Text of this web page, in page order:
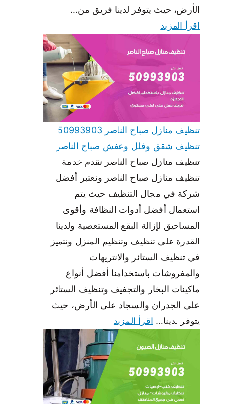
الأرض، حيث يتوفر لدينا فريق من…
اقرأ المزيد
تنظيف منازل صباح الناصر 50993903
تنظيف شقق وفلل وعفش صباح الناصر
تنظيف منازل صباح الناصر نقدم خدمة
تنظيف منازل صباح الناصر ونعتبر أفضل
شركة في مجال التنظيف حيث يتم
استعمال أفضل أدوات النظافة وأقوى
المساحيق لإزالة البقع المستعصية ولدينا
القدرة على تنظيف وتنظيم المنزل ونتميز
في تنظيف الستائر والانتريهات
والمفروشات باستخدامنا أفضل أنواع
ماكينات البخار والتجفيف وتنظيف الستائر
على الجدران والسجاد على الأرض، حيث
يتوفر لدينا… اقرأ المزيد